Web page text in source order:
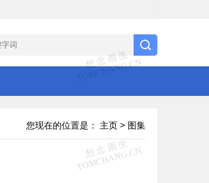
您现在的位置是： 主页 > 图集